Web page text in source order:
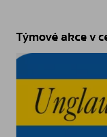
Týmové akce v